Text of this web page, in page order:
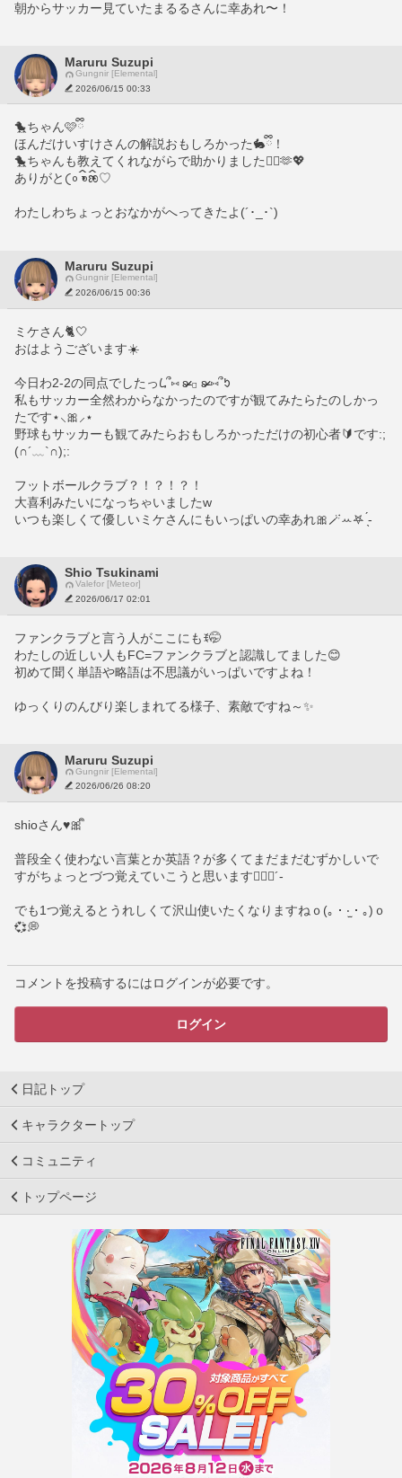
朝からサッカー見ていたまるるさんに幸あれ〜！
Maruru Suzupi
Gungnir [Elemental]
2026/06/15 00:33
🐤ちゃん🩷ྀི
ほんだけいすけさんの解説おもしろかった🐇ྀི！
🐤ちゃんも教えてくれながらで助かりました🙆‍♀️🫶💖
ありがと𛰙᭜𖫴𖫰𖫱𖫳𖫲𖫲𖫳𖫴𖫰𖫱꛰ ᭜𖫴𖫰𖫱𖫳𖫲𖫲𖫳𖫴𖫰𖫱꛰ಣ♡
わたしわちょっとおなかがへってきたよ(´･_･`)
Maruru Suzupi
Gungnir [Elemental]
2026/06/15 00:36
ミケさん🐈🤍
おはようございます☀️
今日わ2-2の同点でしたっ‎𐡋՞⑅ ʚ̴̶̷̷ 𓊪 ʚ̴̶̷̷ ⑅՞ᱩ
私もサッカー全然わからなかったのですが観てみたらたのしかっ
たです⋆⸜🎀⸝‍⋆
野球もサッカーも観てみたらおもしろかっただけの初心者🔰です:;
(∩´﹏`∩);:
フットボールクラブ？！？！？！
大喜利みたいになっちゃいましたw
いつも楽しくて優しいミケさんにもいっぱいの幸あれ🎀🪄ꕀ𖤐 ̖́-
Shio Tsukinami
Valefor [Meteor]
2026/06/17 02:01
ファンクラブと言う人がここにもꉂ🤭
わたしの近しい人もFC=ファンクラブと認識してました😊
初めて聞く単語や略語は不思議がいっぱいですよね！
ゆっくりのんびり楽しまれてる様子、素敵ですね～✨
Maruru Suzupi
Gungnir [Elemental]
2026/06/26 08:20
shioさん♥︎🎀ᩙ
普段全く使わない言葉とか英語？が多くてまだまだむずかしいで
すがちょっとづつ覚えていこうと思います✍🏻📖´-
でも1つ覚えるとうれしくて沢山使いたくなりますねｏ(｡・‧̫・｡)ｏ
💞💭
コメントを投稿するにはログインが必要です。
ログイン
日記トップ
キャラクタートップ
コミュニティ
トップページ